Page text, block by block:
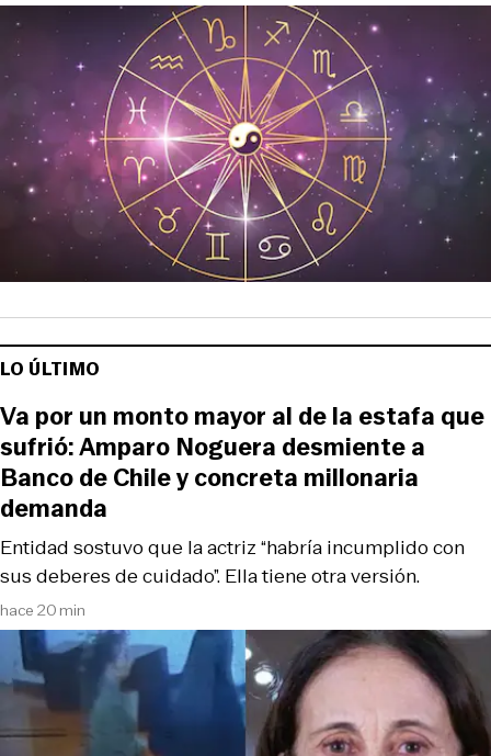
LO ÚLTIMO
hace 20 min
Entidad sostuvo que la actriz “habría incumplido con
sus deberes de cuidado”. Ella tiene otra versión.
Va por un monto mayor al de la estafa que
sufrió: Amparo Noguera desmiente a
Banco de Chile y concreta millonaria
demanda